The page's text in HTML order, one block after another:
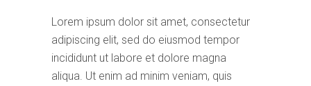
Lorem ipsum dolor sit amet, consectetur
adipiscing elit, sed do eiusmod tempor
incididunt ut labore et dolore magna
aliqua. Ut enim ad minim veniam, quis